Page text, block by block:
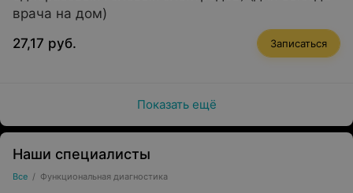
врача на дом)
27,17 руб.
Записаться
Показать ещё
Наши специалисты
Все / Функциональная диагностика